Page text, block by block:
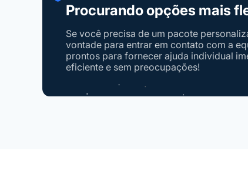
Procurando opções mais
Se você precisa de um pacote
vontade para entrar em contato com a
prontos para fornecer ajuda individual
eficiente e sem preocupações!